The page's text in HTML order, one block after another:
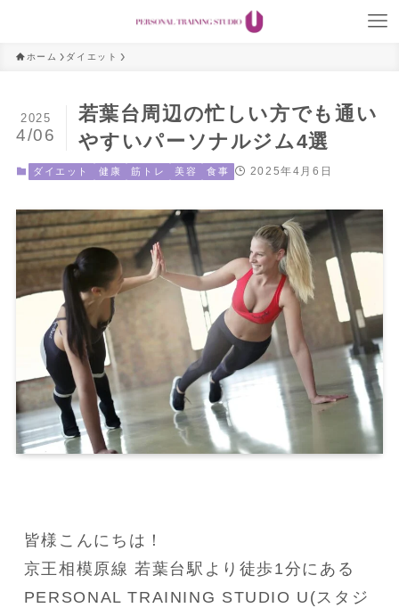
ホーム ダイエット
若葉台周辺の忙しい方でも通い
やすいパーソナルジム4選
2025
4/06
ダイエット 健康 筋トレ 美容 食事 2025年4月6日
皆様こんにちは！
京王相模原線 若葉台駅より徒歩1分にある
PERSONAL TRAINING STUDIO U(スタジ